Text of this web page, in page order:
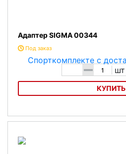
Адаптер SIGMA 00344
Под заказ
- шт
КУПИТЬ
Адаптер SIGMA 00344